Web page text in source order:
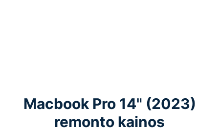
Macbook Pro 14" (2023)
remonto kainos